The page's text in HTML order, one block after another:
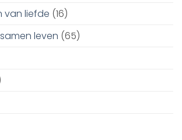
van liefde (16)
leven (65)